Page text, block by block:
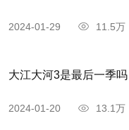
2024-01-29 11.5万
大江大河3是最后一季吗
2024-01-20 13.1万